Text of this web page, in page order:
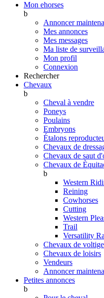
Mon ehorses
b
Annoncer
Mes annonces
Mes messages
Ma liste de
Mon profil
Connexion
Rechercher
Chevaux
b
Cheval à vendre
Poneys
Poulains
Embryons
Étalons
Chevaux de
Chevaux de saut
Chevaux de
b
Western
Reining
Cowhorses
Cutting
Western
Trail
Versatility
Chevaux de voltige
Chevaux de loisirs
Vendeurs
Annoncer
Petites annonces
b